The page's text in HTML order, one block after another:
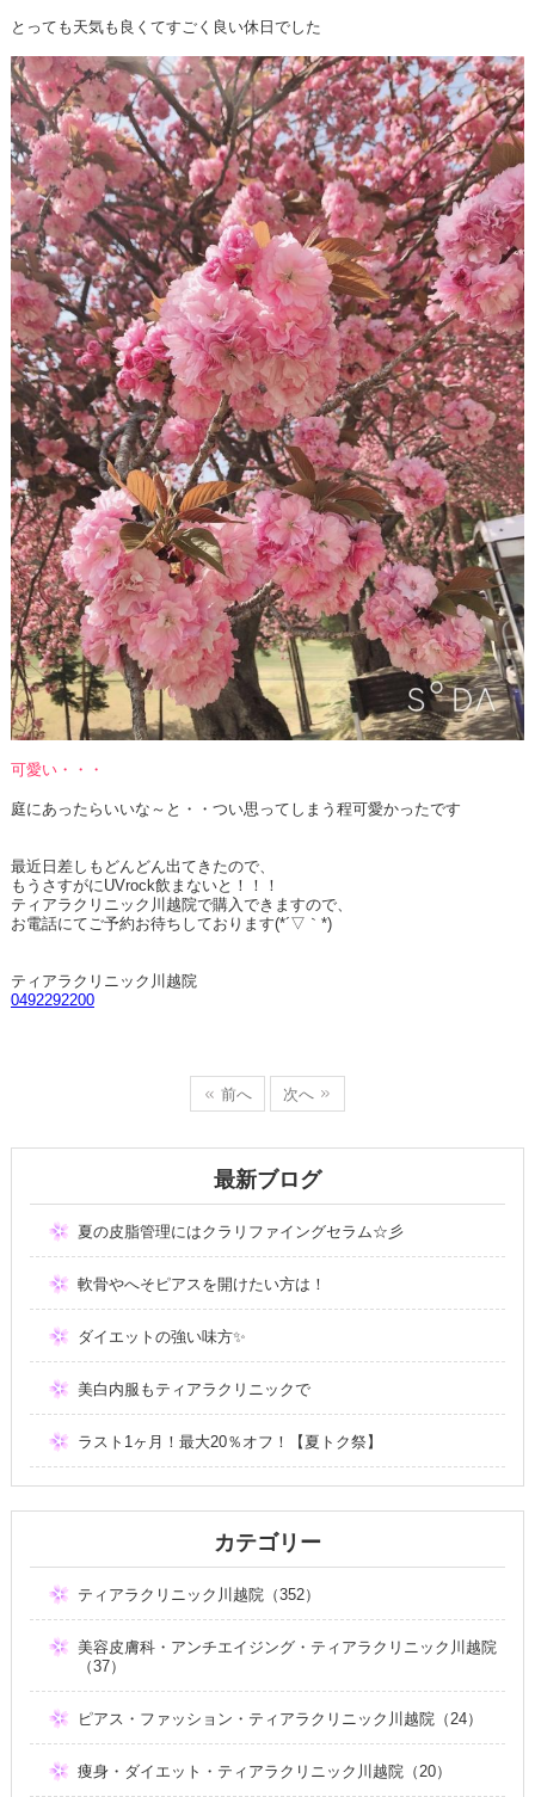
とっても天気も良くてすごく良い休日でした
可愛い・・・
庭にあったらいいな～と・・つい思ってしまう程可愛かったです
最近日差しもどんどん出てきたので、
もうさすがにUVrock飲まないと！！！
ティアラクリニック川越院で購入できますので、
お電話にてご予約お待ちしております(*´▽｀*)
ティアラクリニック川越院
0492292200
前へ 次へ
最新ブログ
夏の皮脂管理にはクラリファイングセラム☆彡
軟骨やへそピアスを開けたい方は！
ダイエットの強い味方✨
美白内服もティアラクリニックで
ラスト1ヶ月！最大20％オフ！【夏トク祭】
カテゴリー
ティアラクリニック川越院（352）
美容皮膚科・アンチエイジング・ティアラクリニック川越院
（37）
ピアス・ファッション・ティアラクリニック川越院（24）
痩身・ダイエット・ティアラクリニック川越院（20）